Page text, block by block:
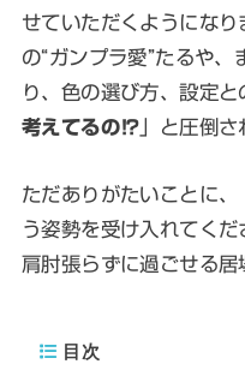
せていただくようにな
の“ガンプラ愛”たるや
り、色の選び方、設定
考えてるの⁉ 」と圧倒
ただありがたいことに、
う姿勢を受け入れてくだ
肩肘張らずに過ごせる居
目次